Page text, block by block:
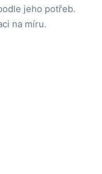
jeho potřeb.
na míru.